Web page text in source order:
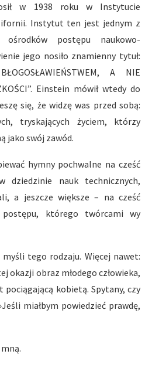
w 1938 roku w Instytucie
Instytut ten jest jednym z
ośrodków postępu naukowo-
jego nosiło znamienny tytuł:
A NIE
Einstein mówił wtedy do
się, że widzę was przed sobą:
tryskających życiem, którzy
jako swój zawód.
hymny pochwalne na cześć
dziedzinie nauk technicznych,
a jeszcze większe – na cześć
postępu, którego twórcami wy
tego rodzaju. Więcej nawet:
okazji obraz młodego człowieka,
pociągającą kobietą. Spytany, czy
miałbym powiedzieć prawdę,